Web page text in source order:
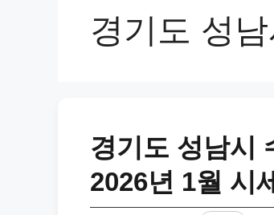
경기도 성남
경기도 성남시
2026년 1월 시